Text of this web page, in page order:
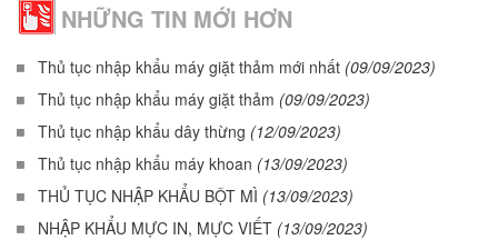
NHỮNG TIN MỚI HƠN
Thủ tục nhập khẩu máy giặt thảm mới nhất (09/09/2023)
Thủ tục nhập khẩu máy giặt thảm (09/09/2023)
Thủ tục nhập khẩu dây thừng (12/09/2023)
Thủ tục nhập khẩu máy khoan (13/09/2023)
THỦ TỤC NHẬP KHẨU BỘT MÌ (13/09/2023)
NHẬP KHẨU MỰC IN, MỰC VIẾT (13/09/2023)